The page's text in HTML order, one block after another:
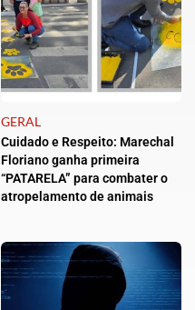
GERAL
Cuidado e Respeito: Marechal
Floriano ganha primeira
“PATARELA” para combater o
atropelamento de animais